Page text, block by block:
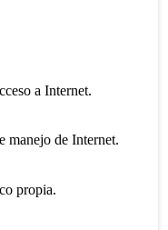
a Internet.
manejo de Internet.
propia.